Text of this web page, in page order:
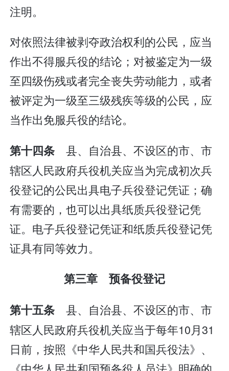
注明。
对依照法律被剥夺政治权利的公民，应当
作出不得服兵役的结论；对被鉴定为一级
至四级伤残或者完全丧失劳动能力，或者
被评定为一级至三级残疾等级的公民，应
当作出免服兵役的结论。
第十四条县、自治县、不设区的市、市
辖区人民政府兵役机关应当为完成初次兵
役登记的公民出具电子兵役登记凭证；确
有需要的，也可以出具纸质兵役登记凭
证。电子兵役登记凭证和纸质兵役登记凭
证具有同等效力。
第三章 预备役登记
第十五条县、自治县、不设区的市、市
辖区人民政府兵役机关应当于每年10月31
日前，按照《中华人民共和国兵役法》、